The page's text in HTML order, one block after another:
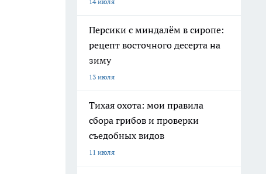
Персики с миндалём в сиропе:
рецепт восточного десерта на
зиму
13 июля
Тихая охота: мои правила
сбора грибов и проверки
съедобных видов
11 июля